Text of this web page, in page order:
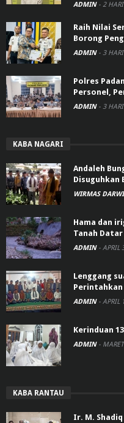
ADMIN - 2
Raih Nilai
Borong
ADMIN - 3
Polres
Personel,
ADMIN - 3
KABA NAGARI
Andaleh
Disuguhkan
WIRMAS
Hama dan
Tanah Datar
ADMIN - APRIL
Lenggang
Perintahkan
ADMIN - APRIL
Kerinduan
ADMIN -
KABA RANTAU
Ir. M.